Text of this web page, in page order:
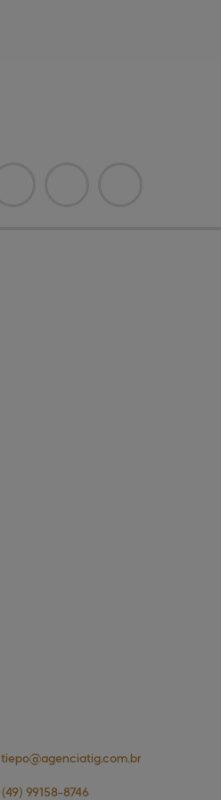
tiepo@agenciatig.com.br
(49) 99158-8746